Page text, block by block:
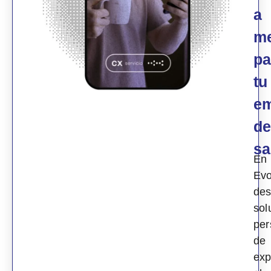
a
tu
de
En
de